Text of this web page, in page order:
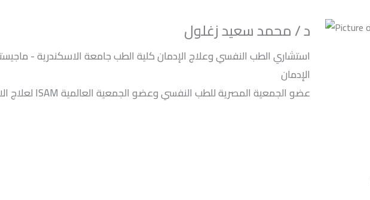
د / محمد سعيد زغلول
استشاري الطب النفسي وعلاج الإدمان كلية الطب جامعة الاسكندرية -
الإدمان
عضو الجمعية المصرية للطب النفسي وعضو الجمعية العالمية ISAM لعلاج الادمان.